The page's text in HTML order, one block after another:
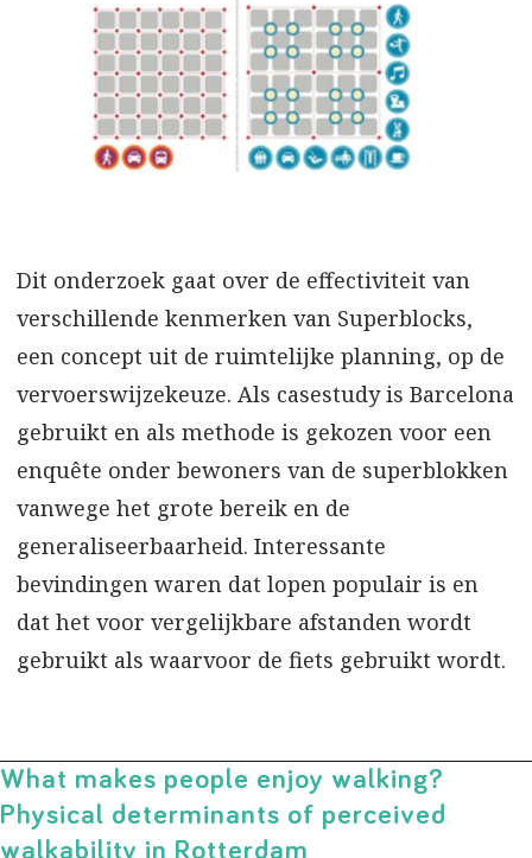
Dit onderzoek gaat over de effectiviteit van
verschillende kenmerken van Superblocks,
een concept uit de ruimtelijke planning, op de
vervoerswijzekeuze. Als casestudy is Barcelona
gebruikt en als methode is gekozen voor een
enquête onder bewoners van de superblokken
vanwege het grote bereik en de
generaliseerbaarheid. Interessante
bevindingen waren dat lopen populair is en
dat het voor vergelijkbare afstanden wordt
gebruikt als waarvoor de fiets gebruikt wordt.
What makes people enjoy walking?
Physical determinants of perceived
walkability in Rotterdam